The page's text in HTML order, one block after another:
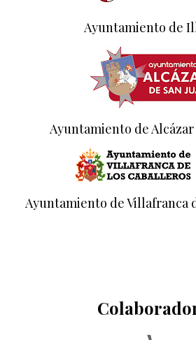
Ayuntamiento de
Ayuntamiento de Alcázar
Ayuntamiento de Villafranca